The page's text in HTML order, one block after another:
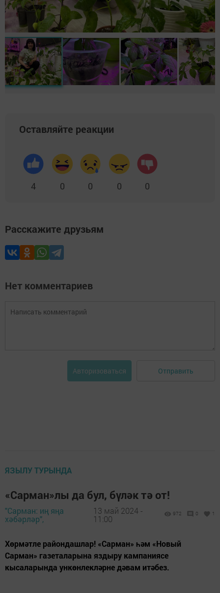
Оставляйте реакции
4 0 0 0 0
Расскажите друзьям
Нет комментариев
Авторизоваться Отправить
ЯЗЫЛУ ТУРЫНДА
«Сарман»лы да бул, бүләк тә от!
"Сарман: иң яңа
хәбәрләр",
13 май 2024 -
11:00
972 0 1
Хөрмәтле райондашлар! «Сарман» һәм «Новый
Сарман» газеталарына яздыру кампаниясе
кысаларында ункөнлекләрне дәвам итәбез.